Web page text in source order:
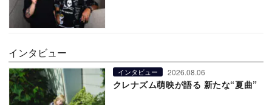
インタビュー
インタビュー 2026.08.06
クレナズム萌映が語る 新たな“夏曲”